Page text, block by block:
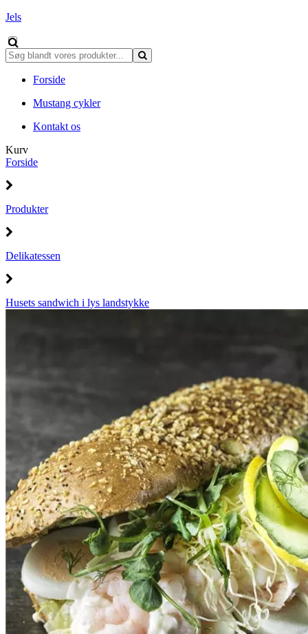
Jels
Forside
Mustang cykler
Kontakt os
Kurv
Forside
Produkter
Delikatessen
Husets sandwich i lys landstykke